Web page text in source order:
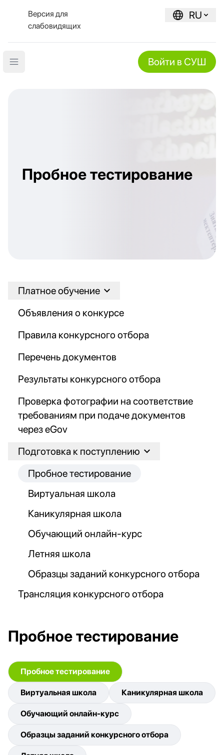
Версия для
слабовидящих
RU
Open main menu Войти в СУШ
Пробное тестирование
Платное обучение
Объявления о конкурсе
Правила конкурсного отбора
Перечень документов
Результаты конкурсного отбора
Проверка фотографии на соответствие
требованиям при подаче документов
через eGov
Подготовка к поступлению
Пробное тестирование
Виртуальная школа
Каникулярная школа
Обучающий онлайн-курс
Летняя школа
Образцы заданий конкурсного отбора
Трансляция конкурсного отбора
Пробное тестирование
Пробное тестирование
Виртуальная школа Каникулярная школа
Обучающий онлайн-курс
Образцы заданий конкурсного отбора